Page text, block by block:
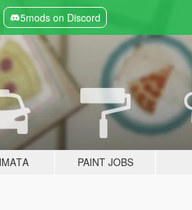
5mods on Discord
PAINT JOBS